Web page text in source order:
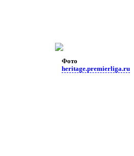
Фото
heritage.premierliga.ru